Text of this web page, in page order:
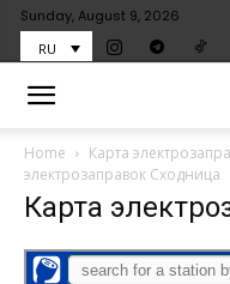
Sunday, August 9, 2026
RU
Home Карта
электрозаправок Сходница
Карта